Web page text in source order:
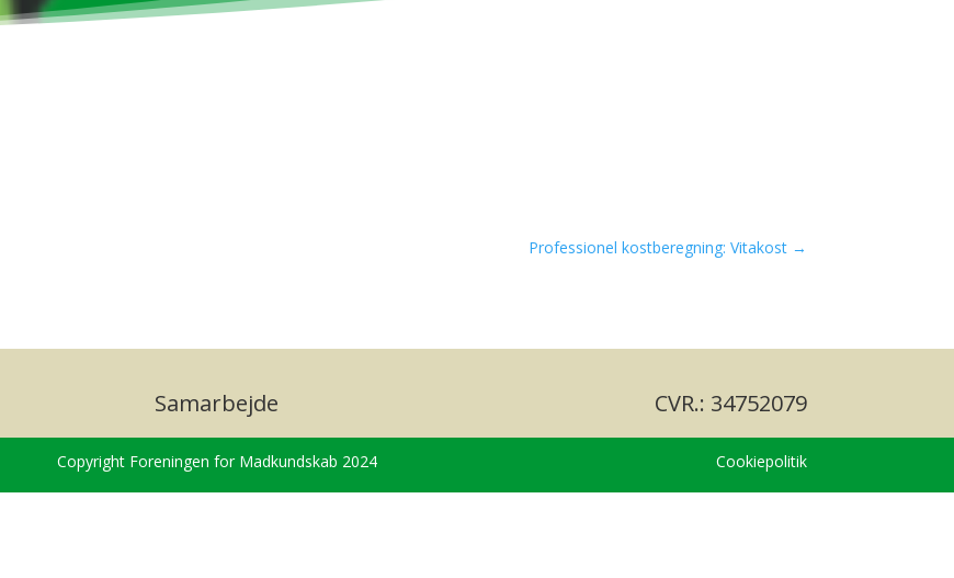
Professionel kostberegning: Vitakost→
Samarbejde CVR.: 34752079
Copyright Foreningen for Madkundskab 2024 Cookiepolitik